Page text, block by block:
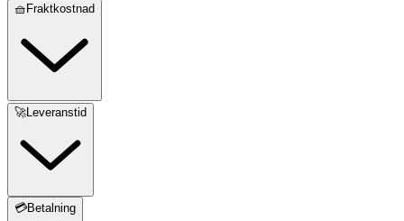
🧺Fraktkostnad
🚀Leveranstid
💳Betalning